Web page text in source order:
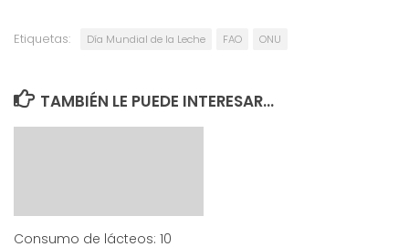
Etiquetas: Día Mundial de la Leche FAO ONU
TAMBIÉN LE PUEDE INTERESAR...
Consumo de lácteos: 10